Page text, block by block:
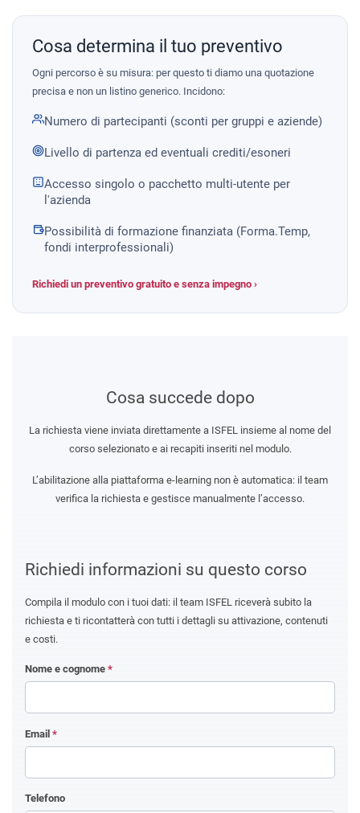
Cosa determina il tuo preventivo
Ogni percorso è su misura: per questo ti diamo una quotazione
precisa e non un listino generico. Incidono:
Numero di partecipanti (sconti per gruppi e aziende)
Livello di partenza ed eventuali crediti/esoneri
Accesso singolo o pacchetto multi-utente per
l'azienda
Possibilità di formazione finanziata (Forma.Temp,
fondi interprofessionali)
Richiedi un preventivo gratuito e senza impegno ›
Richiedi informazioni su questo corso
Compila il modulo con i tuoi dati: il team ISFEL riceverà subito la
richiesta e ti ricontatterà con tutti i dettagli su attivazione, contenuti
e costi.
Nome e cognome *
Email *
Telefono
Cosa succede dopo
La richiesta viene inviata direttamente a ISFEL insieme al nome del
corso selezionato e ai recapiti inseriti nel modulo.
L’abilitazione alla piattaforma e-learning non è automatica: il team
verifica la richiesta e gestisce manualmente l’accesso.